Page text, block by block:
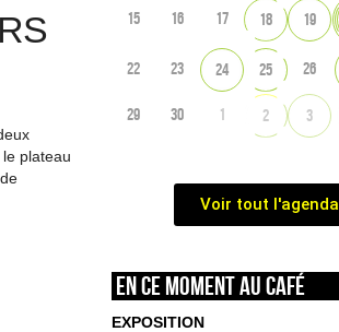
plateau
15 16 17 18 19
22 23 24 25 26
29 30 1 2 3
Voir tout l'agenda
En ce moment au café
EXPOSITION